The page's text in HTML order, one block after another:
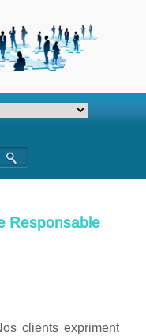
Responsable
clients expriment